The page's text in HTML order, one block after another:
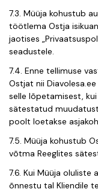
7.3. Müüja kohustub
töötlema Ostja
jaotises
seadustele.
7.4. Enne tellimuse
Ostjat nii
selle lõpetamisest, kui
sätestatud
poolt loetakse
7.5. Müüja kohustub
võtma Reeglites
7.6. Kui Müüja
õnnestu tal Kliendile